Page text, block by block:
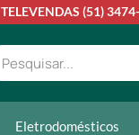
TELEVENDAS (51)
Eletrodomésticos